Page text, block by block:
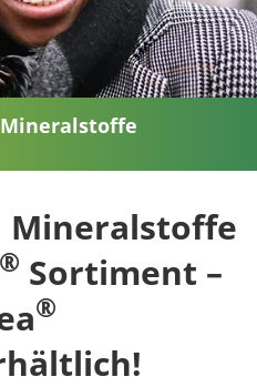
Mineralstoffe
® Sortiment –
®